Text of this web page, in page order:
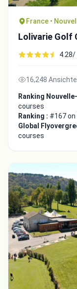
France •
Lolivarie Golf
4.28/
16,248
Ranking
courses
Ranking : #167
Global
courses